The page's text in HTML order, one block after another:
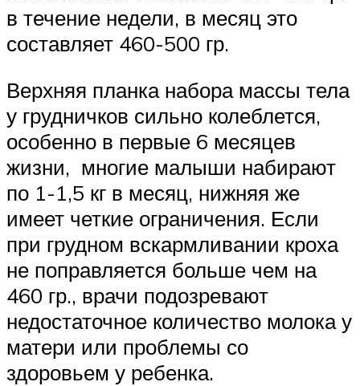
в течение недели, в месяц это
составляет 460-500 гр.
Верхняя планка набора массы тела
у грудничков сильно колеблется,
особенно в первые 6 месяцев
жизни, многие малыши набирают
по 1-1,5 кг в месяц, нижняя же
имеет четкие ограничения. Если
при грудном вскармливании кроха
не поправляется больше чем на
460 гр., врачи подозревают
недостаточное количество молока у
матери или проблемы со
здоровьем у ребенка.